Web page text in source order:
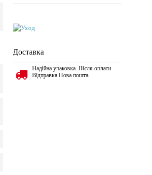
Доставка
Надійна упаковка. Після оплати
Відправка Нова пошта.